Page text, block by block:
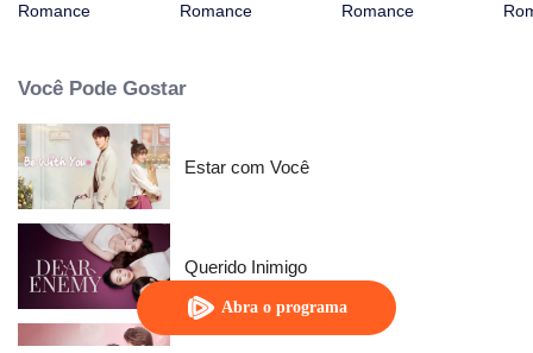
Abra o programa
Romance
Romance
Romance
Você Pode Gostar
Estar com Você
Querido Inimigo